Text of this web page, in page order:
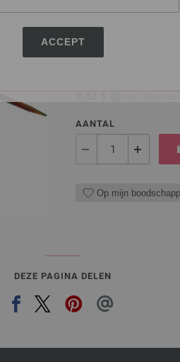
ACCEPT
Rondbreinaalden
Rondbreinaalden
pendikte 4,5 lengte
AANTAL
Op mijn
DEZE PAGINA DELEN